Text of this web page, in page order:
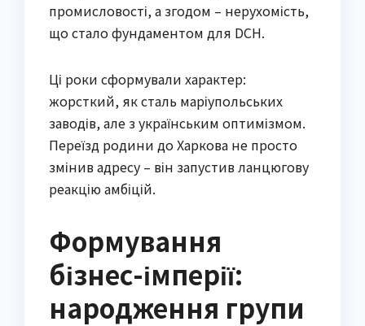
промисловості, а згодом – нерухомість,
що стало фундаментом для DCH.
Ці роки сформували характер:
жорсткий, як сталь маріупольських
заводів, але з українським оптимізмом.
Переїзд родини до Харкова не просто
змінив адресу – він запустив ланцюгову
реакцію амбіцій.
Формування
бізнес-імперії:
народження групи